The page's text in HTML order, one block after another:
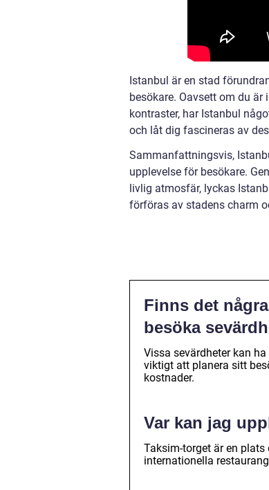
Istanbul är en stad
besökare. Oavsett om du
kontraster, har Istanbul
och låt dig fascineras av
Sammanfattningsvis,
upplevelse för besökare.
livlig atmosfär, lyckas
förföras av stadens charm
Finns det
besöka
Vissa sevärdheter kan
viktigt att planera sitt
kostnader.
Var kan jag
Taksim-torget är en
internationella